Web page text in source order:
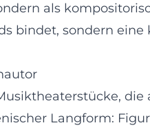
als
bindet, sondern
Langform: